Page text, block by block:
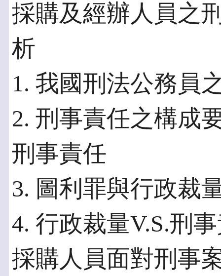
採購及經辦人員之
析
1. 我國刑法公務員
2. 刑事責任之構成
刑事責任
3. 圖利罪與行政裁
4. 行政裁量V.S.刑
採購人員面對刑事